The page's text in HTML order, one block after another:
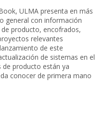
ULMA presenta en más
general con información
producto, encofrados,
relevantes
de este
de sistemas en el
de producto están ya
conocer de primera mano